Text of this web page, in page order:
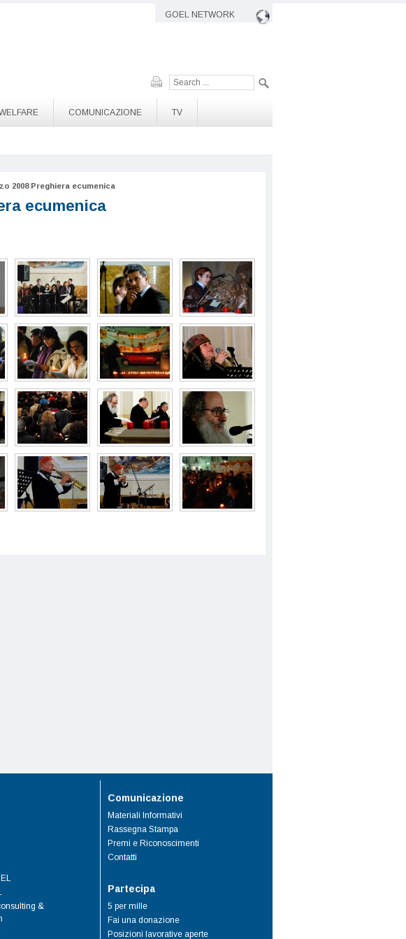
GOEL NETWORK
COMUNICAZIONE TV
2008 Preghiera ecumenica
ecumenica
&
Comunicazione
Materiali Informativi
Rassegna Stampa
Premi e Riconoscimenti
Contatti
Partecipa
5 per mille
Fai una donazione
Posizioni lavorative aperte